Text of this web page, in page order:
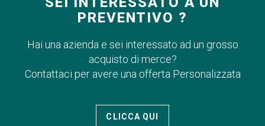
PREVENTIVO ?
Hai una azienda e sei interessato ad un grosso
acquisto di merce?
Contattaci per avere una offerta Personalizzata
CLICCA QUI